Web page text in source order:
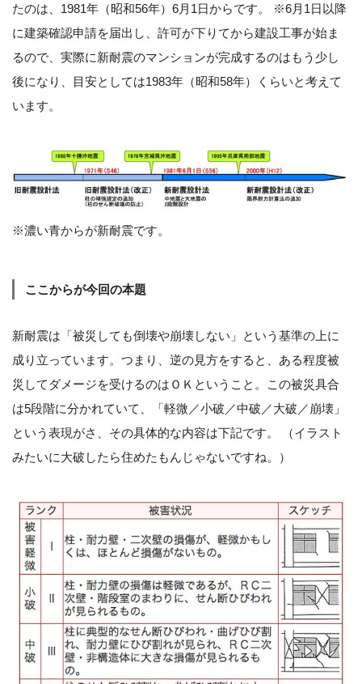
たのは、1981年（昭和56年）6月1日からです。 ※6月1日以降
に建築確認申請を届出し、許可が下りてから建設工事が始ま
るので、実際に新耐震のマンションが完成するのはもう少し
後になり、目安としては1983年（昭和58年）くらいと考えて
います。
※濃い青からが新耐震です。
ここからが今回の本題
新耐震は「被災しても倒壊や崩壊しない」という基準の上に
成り立っています。つまり、逆の見方をすると、ある程度被
災してダメージを受けるのはＯＫということ。この被災具合
は5段階に分かれていて、「軽微／小破／中破／大破／崩壊」
という表現がさ、その具体的な内容は下記です。 （イラスト
みたいに大破したら住めたもんじゃないですね。）